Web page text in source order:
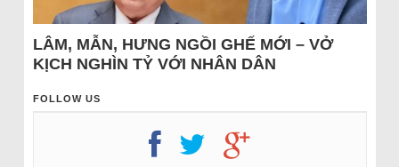
LÂM, MẪN, HƯNG NGỒI GHẾ MỚI – VỞ
KỊCH NGHÌN TỶ VỚI NHÂN DÂN
FOLLOW US